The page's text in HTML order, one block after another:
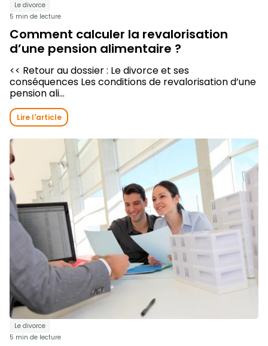
Le divorce
5 min de lecture
Comment calculer la revalorisation
d’une pension alimentaire ?
<< Retour au dossier : Le divorce et ses
conséquences Les conditions de revalorisation d’une
pension ali...
Lire l'article
Le divorce
5 min de lecture